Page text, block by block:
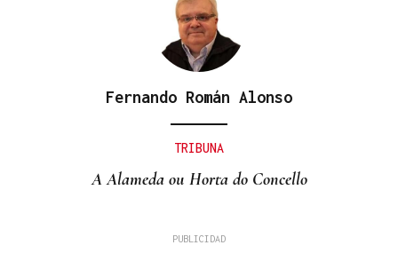
Fernando Román Alonso
TRIBUNA
A Alameda ou Horta do Concello